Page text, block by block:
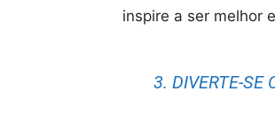
inspire a ser melhor
3. DIVERTE-SE